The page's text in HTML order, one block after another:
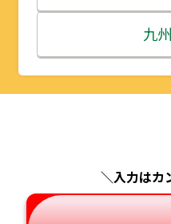
九
＼入力はカ